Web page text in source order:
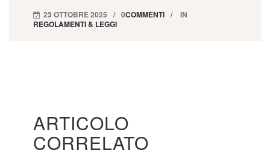
23 OTTOBRE 2025 0COMMENTI
IN
REGOLAMENTI & LEGGI
ARTICOLO
CORRELATO